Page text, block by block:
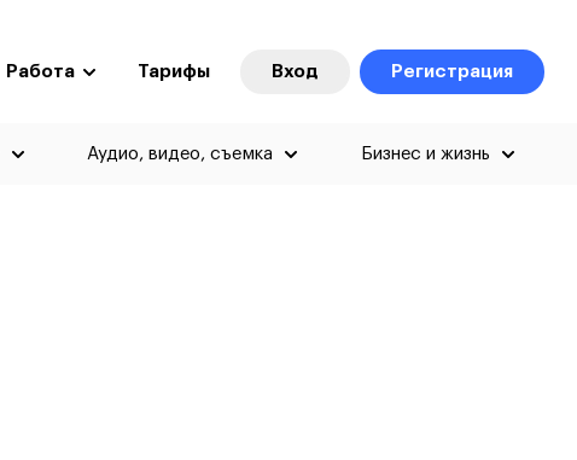
Работа Тарифы Вход Регистрация
Аудио, видео, съемка Бизнес и жизнь